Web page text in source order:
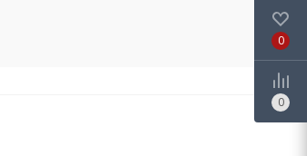
0
0